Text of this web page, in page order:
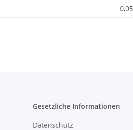
0,05
Gesetzliche Informationen
Datenschutz